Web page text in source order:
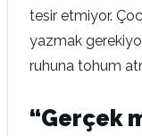
tesir etmiyor.
yazmak
ruhuna tohum
“Gerçek